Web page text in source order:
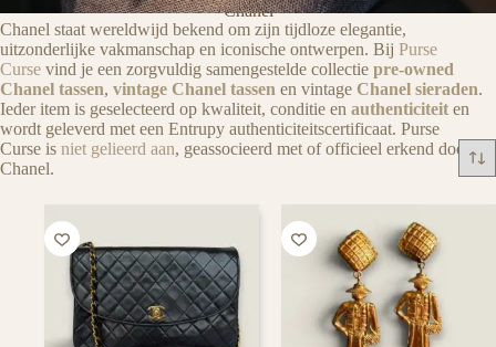
PURSE CURSE
Tovert een lach op het gezicht van
iedere tassen liefhebber
Chanel
Chanel staat wereldwijd bekend om zijn tijdloze elegantie,
uitzonderlijke vakmanschap en iconische ontwerpen. Bij Purse
Curse vind je een zorgvuldig samengestelde collectie pre-owned
Chanel tassen, vintage Chanel tassen en vintage Chanel sieraden.
Ieder item is geselecteerd op kwaliteit, conditie en authenticiteit en
wordt geleverd met een Entrupy authenticiteitscertificaat. Purse
Curse is niet gelieerd aan, geassocieerd met of officieel erkend door
Chanel.